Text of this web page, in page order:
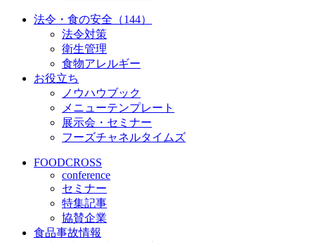
法令・食の安全（144）
法令対策
衛生管理
食物アレルギー
お役立ち
ノウハウブック
メニューテンプレート
展示会・セミナー
フーズチャネルタイムズ
FOODCROSS
conference
セミナー
特集記事
協賛企業
食品事故情報